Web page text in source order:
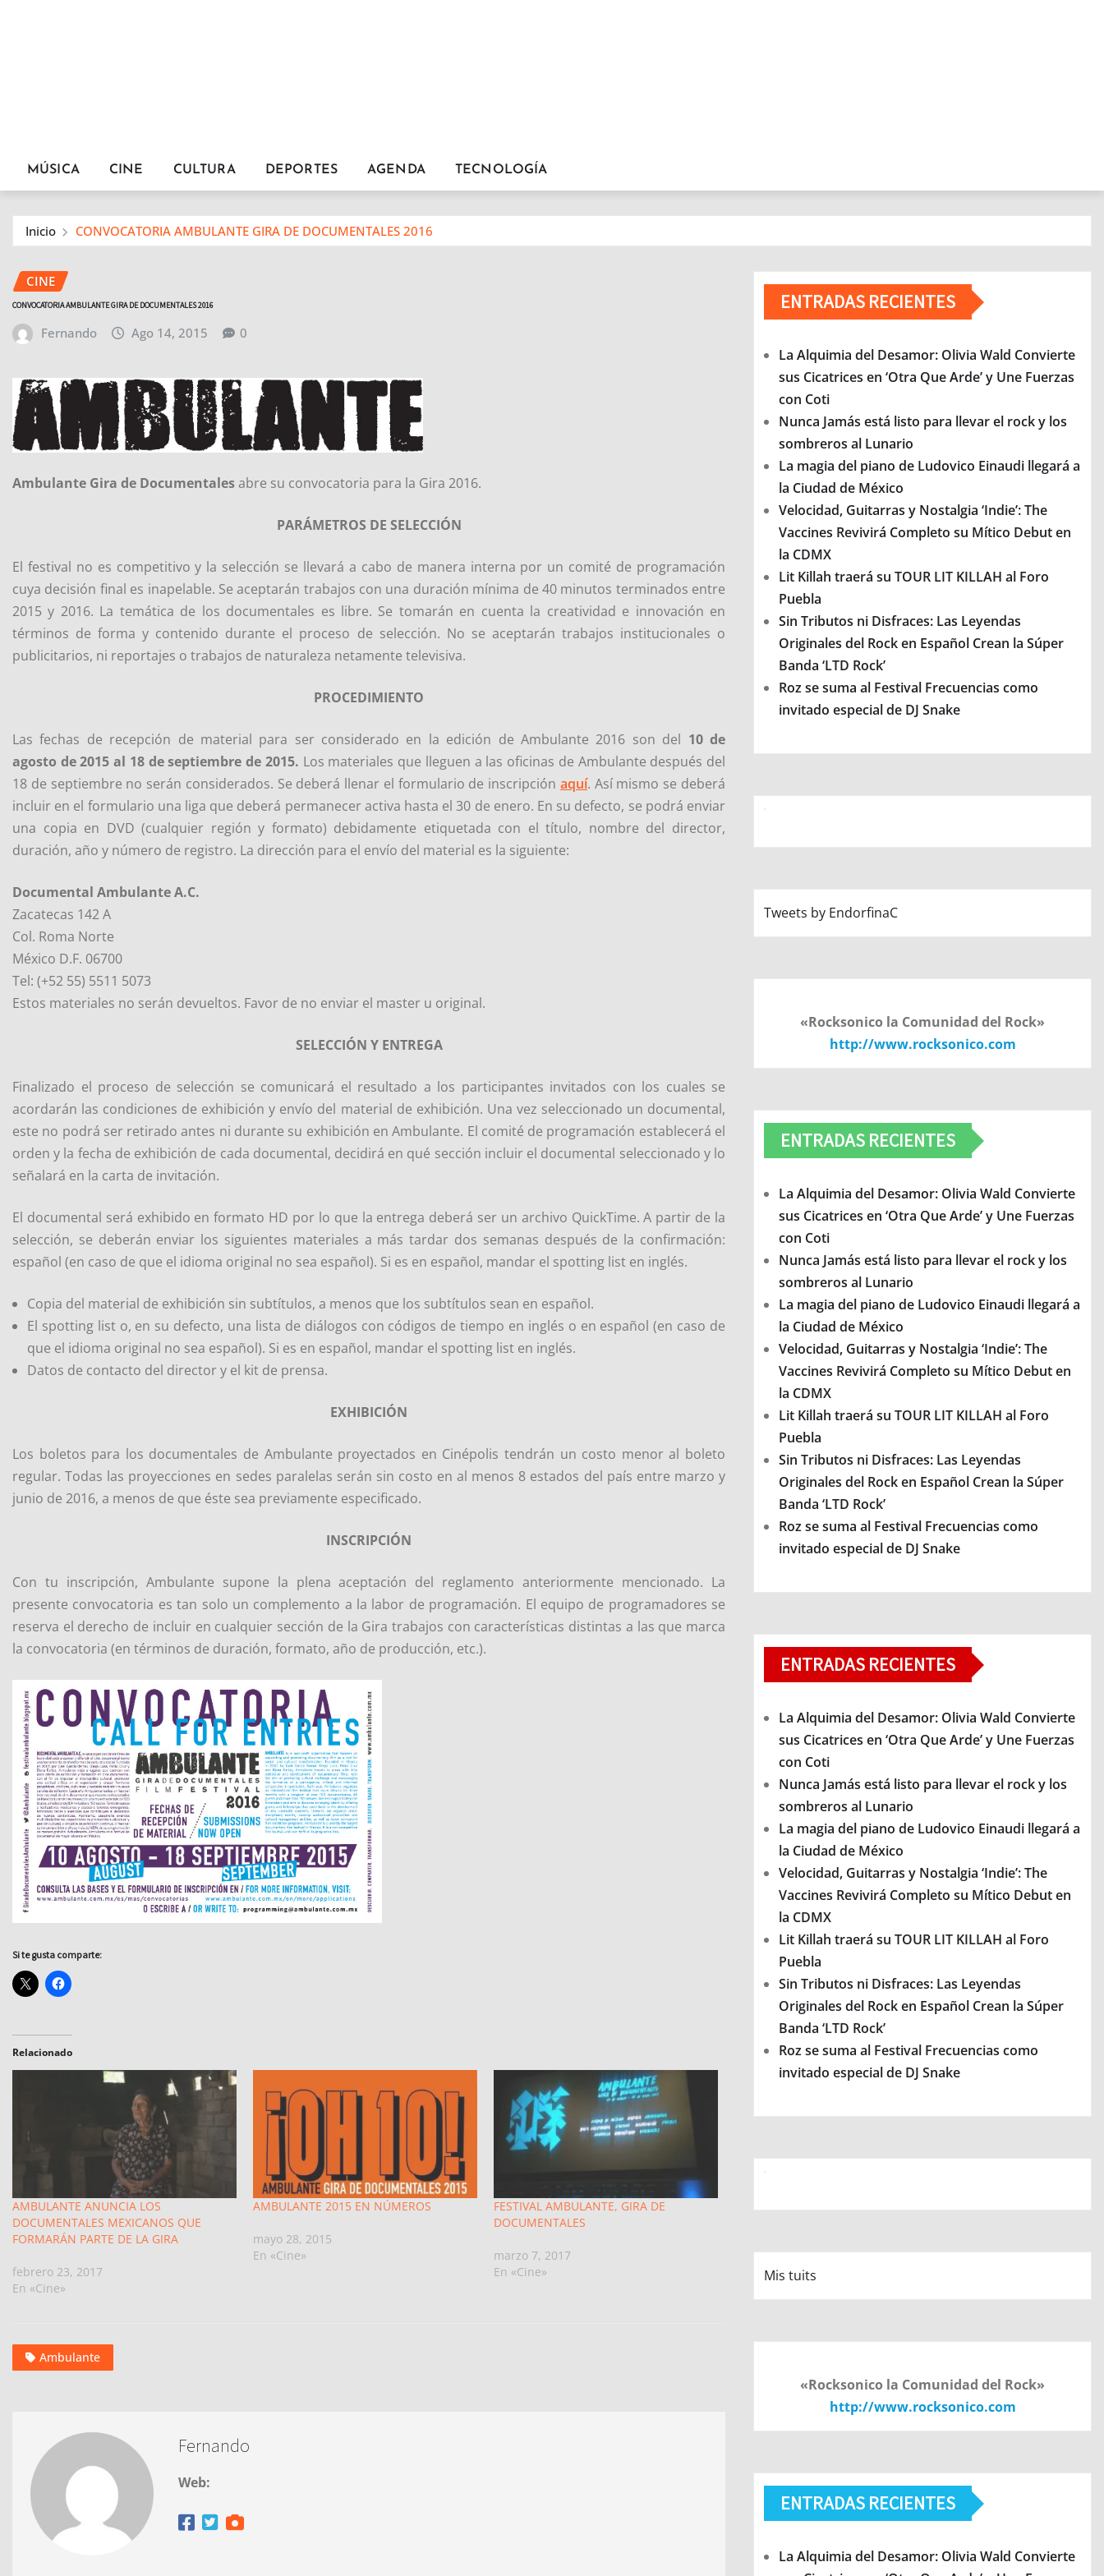
MÚSICA CINE CULTURA DEPORTES AGENDA TECNOLOGÍA
Inicio CONVOCATORIA AMBULANTE GIRA DE DOCUMENTALES 2016
CINE
CONVOCATORIA AMBULANTE GIRA DE DOCUMENTALES 2016
Fernando Ago 14, 2015 0
Ambulante Gira de Documentalesabre su convocatoria para la Gira 2016.
PARÁMETROS DE SELECCIÓN
El festival no es competitivo y la selección se llevará a cabo de manera interna por un comité de programación
cuya decisión final es inapelable. Se aceptarán trabajos con una duración mínima de 40 minutos terminados entre
2015 y 2016. La temática de los documentales es libre. Se tomarán en cuenta la creatividad e innovación en
términos de forma y contenido durante el proceso de selección. No se aceptarán trabajos institucionales o
publicitarios, ni reportajes o trabajos de naturaleza netamente televisiva.
PROCEDIMIENTO
Las fechas de recepción de material para ser considerado en la edición de Ambulante 2016 son del 10 de
agosto de 2015 al 18 de septiembre de 2015. Los materiales que lleguen a las oficinas de Ambulante después del
18 de septiembre no serán considerados. Se deberá llenar el formulario de inscripción aquí. Así mismo se deberá
incluir en el formulario una liga que deberá permanecer activa hasta el 30 de enero. En su defecto, se podrá enviar
una copia en DVD (cualquier región y formato) debidamente etiquetada con el título, nombre del director,
duración, año y número de registro. La dirección para el envío del material es la siguiente:
Documental Ambulante A.C.
Zacatecas 142 A
Col. Roma Norte
México D.F. 06700
Tel: (+52 55) 5511 5073
Estos materiales no serán devueltos. Favor de no enviar el master u original.
SELECCIÓN Y ENTREGA
Finalizado el proceso de selección se comunicará el resultado a los participantes invitados con los cuales se
acordarán las condiciones de exhibición y envío del material de exhibición. Una vez seleccionado un documental,
este no podrá ser retirado antes ni durante su exhibición en Ambulante. El comité de programación establecerá el
orden y la fecha de exhibición de cada documental, decidirá en qué sección incluir el documental seleccionado y lo
señalará en la carta de invitación.
El documental será exhibido en formato HD por lo que la entrega deberá ser un archivo QuickTime. A partir de la
selección, se deberán enviar los siguientes materiales a más tardar dos semanas después de la confirmación:
español (en caso de que el idioma original no sea español). Si es en español, mandar el spotting list en inglés.
Copia del material de exhibición sin subtítulos, a menos que los subtítulos sean en español.
El spotting list o, en su defecto, una lista de diálogos con códigos de tiempo en inglés o en español (en caso de
que el idioma original no sea español). Si es en español, mandar el spotting list en inglés.
Datos de contacto del director y el kit de prensa.
EXHIBICIÓN
Los boletos para los documentales de Ambulante proyectados en Cinépolis tendrán un costo menor al boleto
regular. Todas las proyecciones en sedes paralelas serán sin costo en al menos 8 estados del país entre marzo y
junio de 2016, a menos de que éste sea previamente especificado.
INSCRIPCIÓN
Con tu inscripción, Ambulante supone la plena aceptación del reglamento anteriormente mencionado. La
presente convocatoria es tan solo un complemento a la labor de programación. El equipo de programadores se
reserva el derecho de incluir en cualquier sección de la Gira trabajos con características distintas a las que marca
la convocatoria (en términos de duración, formato, año de producción, etc.).
Si te gusta comparte:
Relacionado
AMBULANTE ANUNCIA LOS
DOCUMENTALES MEXICANOS QUE
FORMARÁN PARTE DE LA GIRA
febrero 23, 2017
En «Cine»
AMBULANTE 2015 EN NÚMEROS
mayo 28, 2015
En «Cine»
FESTIVAL AMBULANTE, GIRA DE
DOCUMENTALES
marzo 7, 2017
En «Cine»
Ambulante
Fernando
Web:
ENTRADAS RECIENTES
La Alquimia del Desamor: Olivia Wald Convierte
sus Cicatrices en ‘Otra Que Arde’ y Une Fuerzas
con Coti
Nunca Jamás está listo para llevar el rock y los
sombreros al Lunario
La magia del piano de Ludovico Einaudi llegará a
la Ciudad de México
Velocidad, Guitarras y Nostalgia ‘Indie’: The
Vaccines Revivirá Completo su Mítico Debut en
la CDMX
Lit Killah traerá su TOUR LIT KILLAH al Foro
Puebla
Sin Tributos ni Disfraces: Las Leyendas
Originales del Rock en Español Crean la Súper
Banda ‘LTD Rock’
Roz se suma al Festival Frecuencias como
invitado especial de DJ Snake
Tweets by EndorfinaC
«Rocksonico la Comunidad del Rock»
http://www.rocksonico.com
ENTRADAS RECIENTES
La Alquimia del Desamor: Olivia Wald Convierte
sus Cicatrices en ‘Otra Que Arde’ y Une Fuerzas
con Coti
Nunca Jamás está listo para llevar el rock y los
sombreros al Lunario
La magia del piano de Ludovico Einaudi llegará a
la Ciudad de México
Velocidad, Guitarras y Nostalgia ‘Indie’: The
Vaccines Revivirá Completo su Mítico Debut en
la CDMX
Lit Killah traerá su TOUR LIT KILLAH al Foro
Puebla
Sin Tributos ni Disfraces: Las Leyendas
Originales del Rock en Español Crean la Súper
Banda ‘LTD Rock’
Roz se suma al Festival Frecuencias como
invitado especial de DJ Snake
ENTRADAS RECIENTES
La Alquimia del Desamor: Olivia Wald Convierte
sus Cicatrices en ‘Otra Que Arde’ y Une Fuerzas
con Coti
Nunca Jamás está listo para llevar el rock y los
sombreros al Lunario
La magia del piano de Ludovico Einaudi llegará a
la Ciudad de México
Velocidad, Guitarras y Nostalgia ‘Indie’: The
Vaccines Revivirá Completo su Mítico Debut en
la CDMX
Lit Killah traerá su TOUR LIT KILLAH al Foro
Puebla
Sin Tributos ni Disfraces: Las Leyendas
Originales del Rock en Español Crean la Súper
Banda ‘LTD Rock’
Roz se suma al Festival Frecuencias como
invitado especial de DJ Snake
Mis tuits
«Rocksonico la Comunidad del Rock»
http://www.rocksonico.com
ENTRADAS RECIENTES
La Alquimia del Desamor: Olivia Wald Convierte